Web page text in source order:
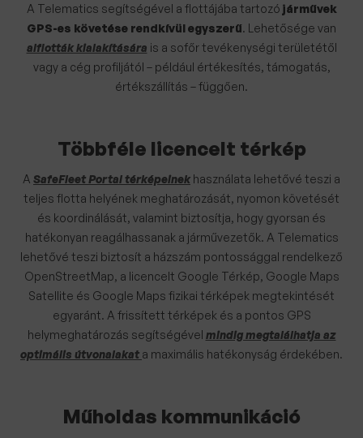
A Telematics segítségével a flottájába tartozó járművek
GPS-es követése rendkívül egyszerű. Lehetősége van
alflották kialakítására is a sofőr tevékenységi területétől
vagy a cég profiljától – például értékesítés, támogatás,
értékszállítás – függően.
Többféle licencelt térkép
A SafeFleet Portal térképeinek használata lehetővé teszi a
teljes flotta helyének meghatározását, nyomon követését
és koordinálását, valamint biztosítja, hogy gyorsan és
hatékonyan reagálhassanak a járművezetők. A Telematics
lehetővé teszi biztosít a házszám pontossággal rendelkező
OpenStreetMap, a licencelt Google Térkép, Google Maps
Satellite és Google Maps fizikai térképek megtekintését
egyaránt. A frissített térképek és a pontos GPS
helymeghatározás segítségével mindig megtalálhatja az
optimális útvonalakat a maximális hatékonyság érdekében.
Műholdas kommunikáció